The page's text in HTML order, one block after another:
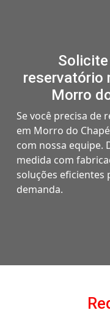
reservatório
Morro
Se você precisa de
em Morro do
com nossa equipe.
medida com
soluções eficientes
demanda.